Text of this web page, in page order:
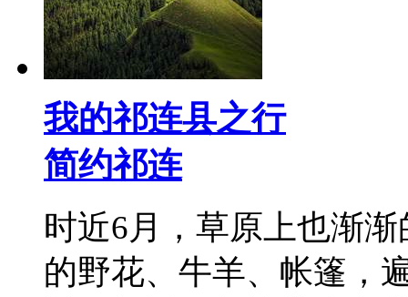
我的祁连县之行
简约祁连
时近6月，草原上也渐
的野花、牛羊、帐篷，